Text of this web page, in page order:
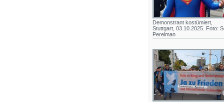
Demonstrant kostümiert,
Stuttgart, 03.10.2025. Foto:
Perelman